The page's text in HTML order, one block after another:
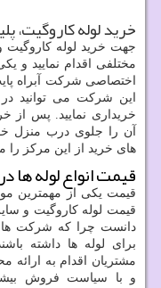
خرید لوله کاروگیت،
جهت خرید لوله کاروگیت و
مختلفی اقدام نمایید و
اختصاصی شرکت آبراه
این شرکت می توانید
خریداری نمایید. پس از
آن را جلوی درب منزل
های خرید از این مرکز را
قیمت انواع لوله ها
قیمت یکی از مهمترین
قیمت لوله کاروگیت و
دانست چرا که شرکت
برای لوله ها داشته
مشتریان اقدام به
و با سیاست فروش